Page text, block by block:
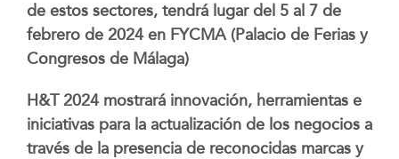
de estos sectores, tendrá lugar del 5 al 7 de
febrero de 2024 en FYCMA (Palacio de Ferias y
Congresos de Málaga)
H&T 2024 mostrará innovación, herramientas e
iniciativas para la actualización de los negocios a
través de la presencia de reconocidas marcas y